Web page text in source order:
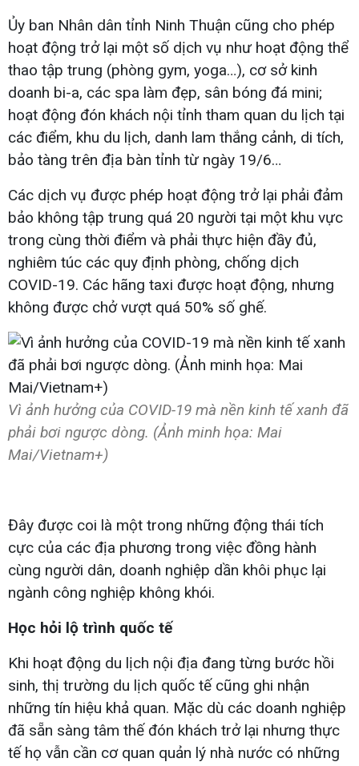
Ủy ban Nhân dân tỉnh Ninh Thuận cũng cho phép
hoạt động trở lại một số dịch vụ như hoạt động thể
thao tập trung (phòng gym, yoga…), cơ sở kinh
doanh bi-a, các spa làm đẹp, sân bóng đá mini;
hoạt động đón khách nội tỉnh tham quan du lịch tại
các điểm, khu du lịch, danh lam thắng cảnh, di tích,
bảo tàng trên địa bàn tỉnh từ ngày 19/6…
Các dịch vụ được phép hoạt động trở lại phải đảm
bảo không tập trung quá 20 người tại một khu vực
trong cùng thời điểm và phải thực hiện đầy đủ,
nghiêm túc các quy định phòng, chống dịch
COVID-19. Các hãng taxi được hoạt động, nhưng
không được chở vượt quá 50% số ghế.
Vì ảnh hưởng của COVID-19 mà nền kinh tế xanh đã
phải bơi ngược dòng. (Ảnh minh họa: Mai
Mai/Vietnam+)
Đây được coi là một trong những động thái tích
cực của các địa phương trong việc đồng hành
cùng người dân, doanh nghiệp dần khôi phục lại
ngành công nghiệp không khói.
Học hỏi lộ trình quốc tế
Khi hoạt động du lịch nội địa đang từng bước hồi
sinh, thị trường du lịch quốc tế cũng ghi nhận
những tín hiệu khả quan. Mặc dù các doanh nghiệp
đã sẵn sàng tâm thế đón khách trở lại nhưng thực
tế họ vẫn cần cơ quan quản lý nhà nước có những